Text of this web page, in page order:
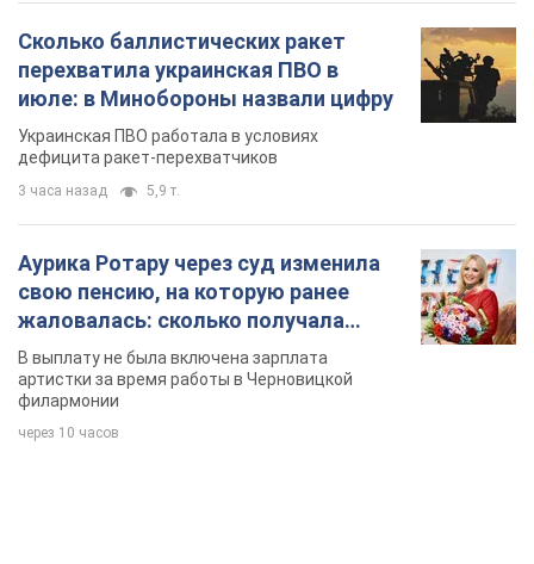
Аурика Ротару через суд изменила
свою пенсию, на которую ранее
жаловалась: сколько получала
певица
артистки за время работы в Черновицкой
филармонии
через 10 часов